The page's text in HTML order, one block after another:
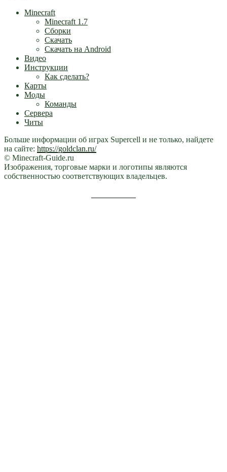
Minecraft
Minecraft 1.7
Сборки
Скачать
Скачать на Android
Видео
Инструкции
Как сделать?
Карты
Моды
Команды
Сервера
Читы
Больше информации об играх Supercell и не только, найдете
на сайте: https://goldclan.ru/
© Minecraft-Guide.ru
Изображения, торговые марки и логотипы являются
собственностью соответствующих владельцев.